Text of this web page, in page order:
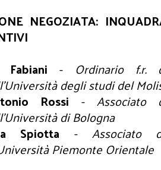
NEGOZIATA:
- Ordinario
degli studi del
Rossi -
di Bologna
Spiotta - Associato
Piemonte Orientale